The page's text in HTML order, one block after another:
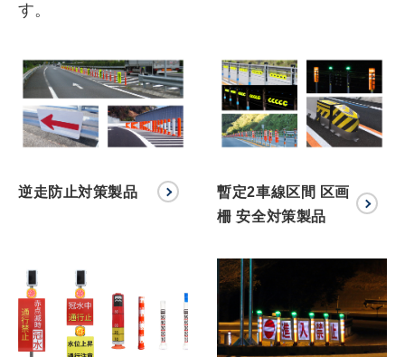
す。
逆走防止対策製品
暫定2車線区間 区画
柵 安全対策製品